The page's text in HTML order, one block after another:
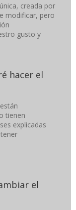
creada por
modificar, pero
gusto y
hacer el
tienen
explicadas
el